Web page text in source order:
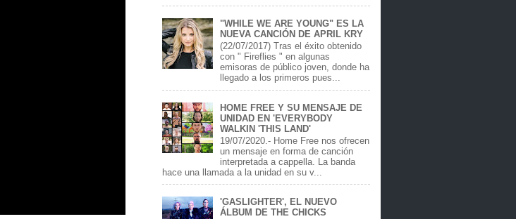
"WHILE WE ARE YOUNG" ES LA
NUEVA CANCIÓN DE APRIL KRY
(22/07/2017) Tras el éxito obtenido
con " Fireflies " en algunas
emisoras de público joven, donde ha
llegado a los primeros pues...
HOME FREE Y SU MENSAJE DE
UNIDAD EN 'EVERYBODY
WALKIN 'THIS LAND'
19/07/2020.- Home Free nos ofrecen
un mensaje en forma de canción
interpretada a cappella. La banda
hace una llamada a la unidad en su v...
'GASLIGHTER', EL NUEVO
ÁLBUM DE THE CHICKS